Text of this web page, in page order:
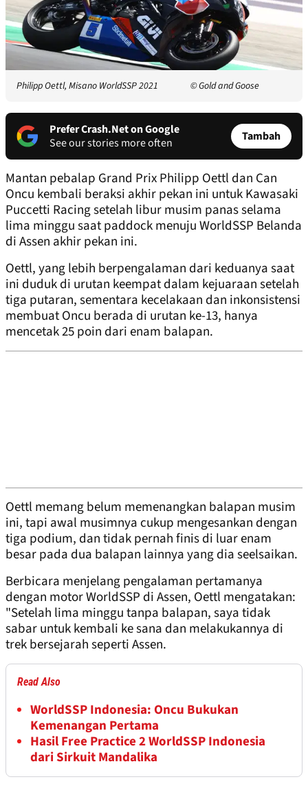
Philipp Oettl, Misano WorldSSP 2021 © Gold and Goose
Prefer Crash.Net on Google
See our stories more often
Tambah
Mantan pebalap Grand Prix Philipp Oettl dan Can
Oncu kembali beraksi akhir pekan ini untuk Kawasaki
Puccetti Racing setelah libur musim panas selama
lima minggu saat paddock menuju WorldSSP Belanda
di Assen akhir pekan ini.
Oettl, yang lebih berpengalaman dari keduanya saat
ini duduk di urutan keempat dalam kejuaraan setelah
tiga putaran, sementara kecelakaan dan inkonsistensi
membuat Oncu berada di urutan ke-13, hanya
mencetak 25 poin dari enam balapan.
Oettl memang belum memenangkan balapan musim
ini, tapi awal musimnya cukup mengesankan dengan
tiga podium, dan tidak pernah finis di luar enam
besar pada dua balapan lainnya yang dia seelsaikan.
Berbicara menjelang pengalaman pertamanya
dengan motor WorldSSP di Assen, Oettl mengatakan:
"Setelah lima minggu tanpa balapan, saya tidak
sabar untuk kembali ke sana dan melakukannya di
trek bersejarah seperti Assen.
Read Also
WorldSSP Indonesia: Oncu Bukukan
Kemenangan Pertama
Hasil Free Practice 2 WorldSSP Indonesia
dari Sirkuit Mandalika